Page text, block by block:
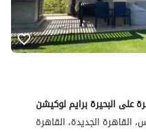
على البحيرة برايم لوكيشن
القاهرة الجديدة، القاهرة